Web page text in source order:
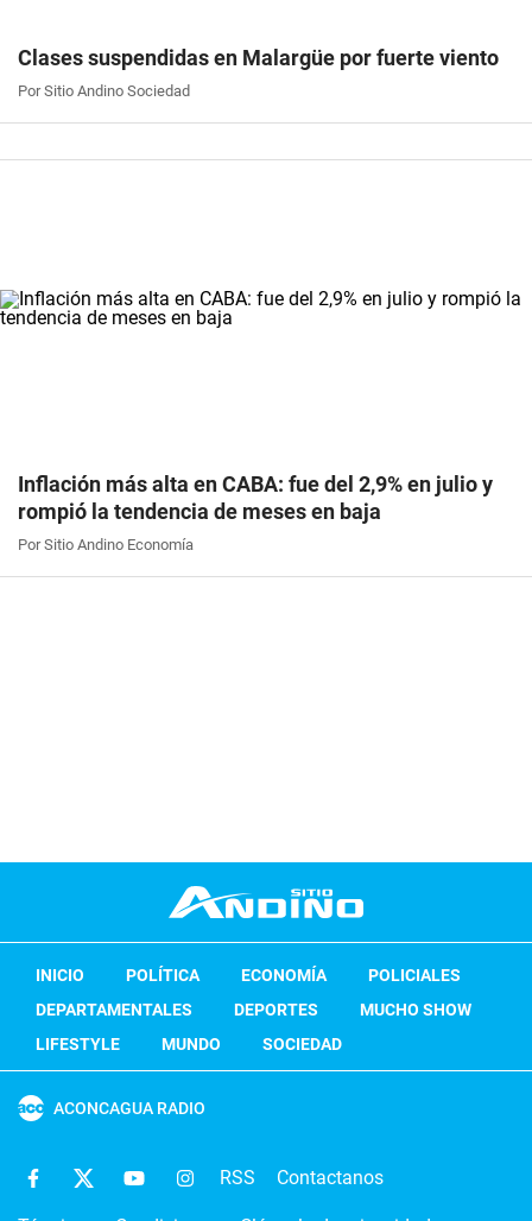
Clases suspendidas en Malargüe por fuerte viento
Por Sitio Andino Sociedad
Inflación más alta en CABA: fue del 2,9% en julio y
rompió la tendencia de meses en baja
Por Sitio Andino Economía
INICIO POLÍTICA ECONOMÍA
POLICIALES
DEPARTAMENTALES
DEPORTES
MUCHO SHOW
LIFESTYLE
MUNDO SOCIEDAD
ACONCAGUA RADIO
RSS Contactanos